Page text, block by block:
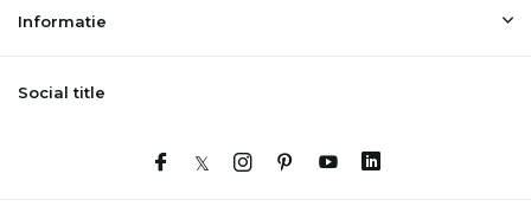
Informatie
Social title